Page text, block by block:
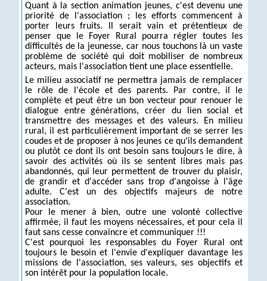
Quant à la section animation jeunes, c'est devenu une
priorité de l'association ; les efforts commencent à
porter leurs fruits. Il serait vain et prétentieux de
penser que le Foyer Rural pourra régler toutes les
difficultés de la jeunesse, car nous touchons là un vaste
problème de société qui doit mobiliser de nombreux
acteurs, mais l'association tient une place essentielle.
Le milieu associatif ne permettra jamais de remplacer
le rôle de l'école et des parents. Par contre, il le
complète et peut être un bon vecteur pour renouer le
dialogue entre générations, créer du lien social et
transmettre des messages et des valeurs. En milieu
rural, il est particulièrement important de se serrer les
coudes et de proposer à nos jeunes ce qu'ils demandent
ou plutôt ce dont ils ont besoin sans toujours le dire, à
savoir des activités où ils se sentent libres mais pas
abandonnés, qui leur permettent de trouver du plaisir,
de grandir et d'accéder sans trop d'angoisse à l'âge
adulte. C'est un des objectifs majeurs de notre
association.
Pour le mener à bien, outre une volonté collective
affirmée, il faut les moyens nécessaires, et pour cela il
faut sans cesse convaincre et communiquer !!!
C'est pourquoi les responsables du Foyer Rural ont
toujours le besoin et l'envie d'expliquer davantage les
missions de l'association, ses valeurs, ses objectifs et
son intérêt pour la population locale.